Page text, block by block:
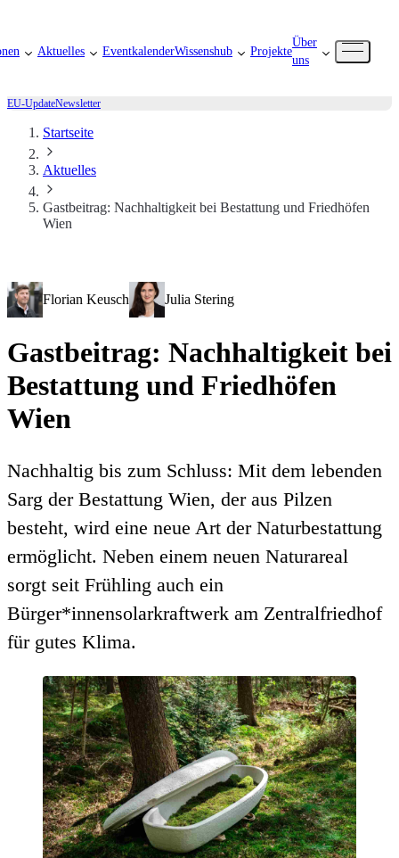
Aktuelles EventkalenderWissenshub Projekte
Über
uns
EU-UpdateNewsletter
Startseite
Aktuelles
Gastbeitrag: Nachhaltigkeit bei Bestattung und Friedhöfen
Wien
Florian Keusch Julia Stering
Gastbeitrag: Nachhaltigkeit bei
Bestattung und Friedhöfen
Wien
Nachhaltig bis zum Schluss: Mit dem lebenden
Sarg der Bestattung Wien, der aus Pilzen
besteht, wird eine neue Art der Naturbestattung
ermöglicht. Neben einem neuen Naturareal
sorgt seit Frühling auch ein
Bürger*innensolarkraftwerk am Zentralfriedhof
für gutes Klima.